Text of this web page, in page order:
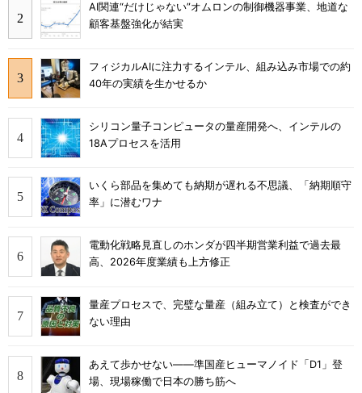
AI関連“だけじゃない”オムロンの制御機器事業、地道な
顧客基盤強化が結実
フィジカルAIに注力するインテル、組み込み市場での約
40年の実績を生かせるか
シリコン量子コンピュータの量産開発へ、インテルの
18Aプロセスを活用
いくら部品を集めても納期が遅れる不思議、「納期順守
率」に潜むワナ
電動化戦略見直しのホンダが四半期営業利益で過去最
高、2026年度業績も上方修正
量産プロセスで、完璧な量産（組み立て）と検査ができ
ない理由
あえて歩かせない――準国産ヒューマノイド「D1」登
場、現場稼働で日本の勝ち筋へ